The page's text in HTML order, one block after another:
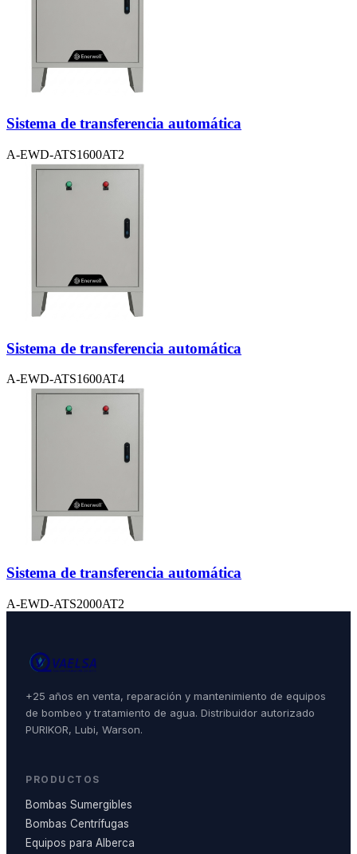
Sistema de transferencia automática
A-EWD-ATS1600AT2
Sistema de transferencia automática
A-EWD-ATS1600AT4
Sistema de transferencia automática
A-EWD-ATS2000AT2
+25 años en venta, reparación y mantenimiento de equipos
de bombeo y tratamiento de agua. Distribuidor autorizado
PURIKOR, Lubi, Warson.
PRODUCTOS
Bombas Sumergibles
Bombas Centrífugas
Equipos para Alberca